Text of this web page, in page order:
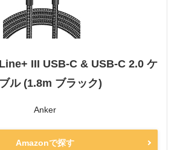
III USB-C & USB-C 2.0 ケ
ル (1.8m ブラック)
Anker
Amazonで探す